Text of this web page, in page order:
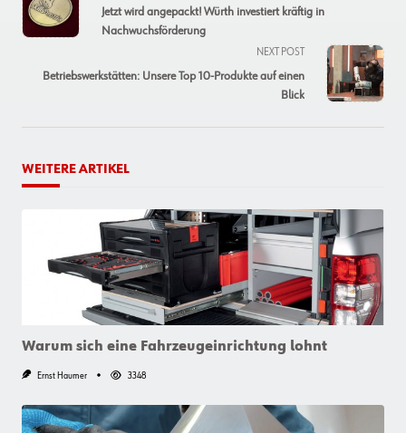
class="nav-
subtitle
reader-
Jetzt wird angepackt! Würth investiert kräftig in
Nachwuchsförderung
NEXT POST
Betriebswerkstätten: Unsere Top 10-Produkte auf einen
Blick
WEITERE ARTIKEL
Warum sich eine Fahrzeugeinrichtung lohnt
Ernst Haumer 3348